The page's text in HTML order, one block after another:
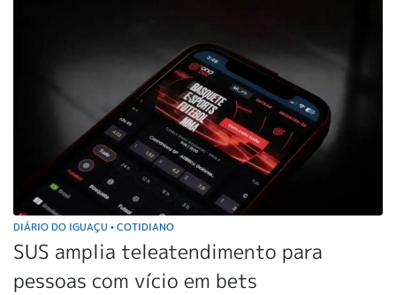
DIÁRIO DO IGUAÇU • COTIDIANO
SUS amplia teleatendimento para
pessoas com vício em bets